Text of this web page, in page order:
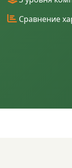
Сравнение